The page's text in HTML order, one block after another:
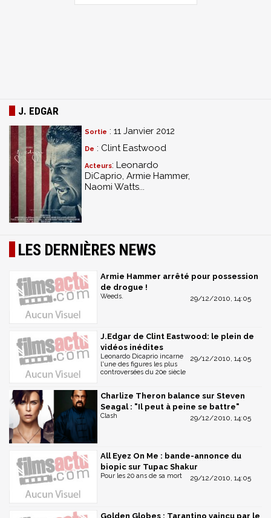
J. EDGAR
Sortie : 11 Janvier 2012
De : Clint Eastwood
Acteurs: Leonardo
DiCaprio, Armie Hammer,
Naomi Watts...
LES DERNIÈRES NEWS
Armie Hammer arrêté pour possession
de drogue !
29/12/2010, 14:05
Weeds.
J.Edgar de Clint Eastwood: le plein de
vidéos inédites
29/12/2010, 14:05
Leonardo Dicaprio incarne
l'une des figures les plus
controversées du 20e siècle
Charlize Theron balance sur Steven
Seagal : "Il peut à peine se battre"
29/12/2010, 14:05
Clash
All Eyez On Me : bande-annonce du
biopic sur Tupac Shakur
29/12/2010, 14:05
Pour les 20 ans de sa mort
Golden Globes : Tarantino vaincu par le